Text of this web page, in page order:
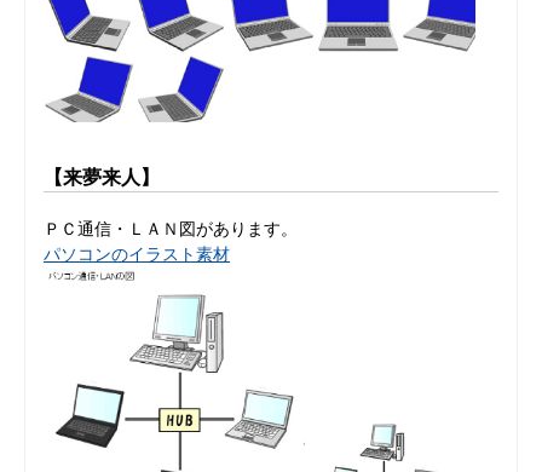
【来夢来人】
ＰＣ通信・ＬＡＮ図があります。
パソコンのイラスト素材